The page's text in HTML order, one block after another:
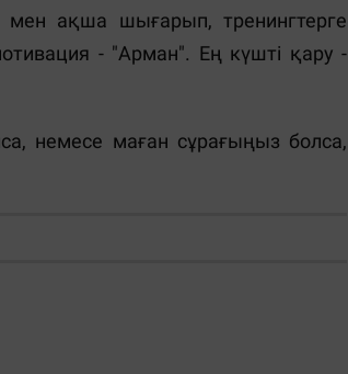
мен ақша шығарып, тренингтерге
- "Арман". Ең күшті қару -
немесе маған сұрағыңыз болса,